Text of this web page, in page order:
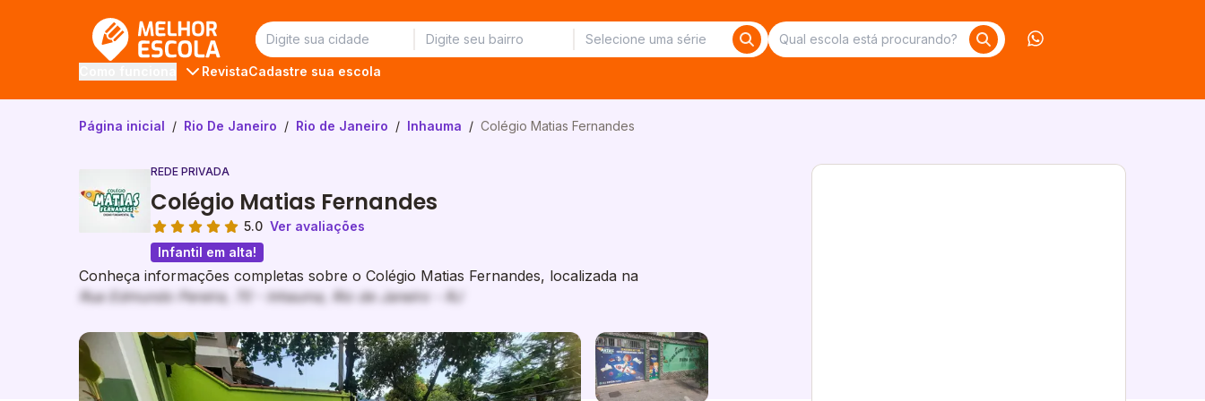
RevistaCadastre sua escola
Página inicial / Rio De Janeiro / Rio de Janeiro / Inhauma / Colégio Matias Fernandes
REDE PRIVADA
Colégio Matias Fernandes
5.0 Ver avaliações
Infantil em alta!
Conheça informações completas sobre o Colégio Matias Fernandes, localizada na
Rua Edmundo Pereira, 70 - Inhauma, Rio de Janeiro - RJ
Galeria de imagem